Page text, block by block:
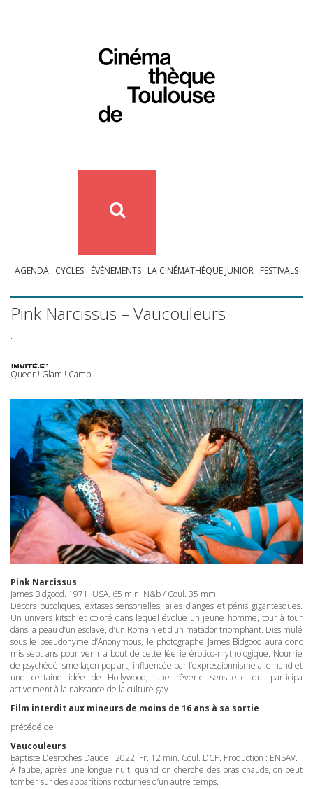
AGENDA CYCLES ÉVÉNEMENTS LA CINÉMATHÈQUE JUNIOR FESTIVALS
Pink Narcissus – Vaucouleurs
.
Queer ! Glam ! Camp !
Pink Narcissus
James Bidgood. 1971. USA. 65 min. N&b / Coul. 35 mm.
Décors bucoliques, extases sensorielles, ailes d’anges et pénis gigantesques.
Un univers kitsch et coloré dans lequel évolue un jeune homme, tour à tour
dans la peau d’un esclave, d’un Romain et d’un matador triomphant. Dissimulé
sous le pseudonyme d’Anonymous, le photographe James Bidgood aura donc
mis sept ans pour venir à bout de cette féerie érotico-mythologique. Nourrie
de psychédélisme façon pop art, influencée par l’expressionnisme allemand et
une certaine idée de Hollywood, une rêverie sensuelle qui participa
activement à la naissance de la culture gay.
Film interdit aux mineurs de moins de 16 ans à sa sortie
précédé de
Vaucouleurs
Baptiste Desroches Daudel. 2022. Fr. 12 min. Coul. DCP. Production : ENSAV.
À l’aube, après une longue nuit, quand on cherche des bras chauds, on peut
tomber sur des apparitions nocturnes d’un autre temps.